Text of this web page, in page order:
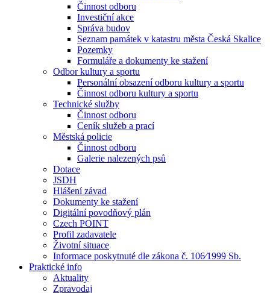
Činnost odboru
Investiční akce
Správa budov
Seznam památek v katastru města Česká Skalice
Pozemky
Formuláře a dokumenty ke stažení
Odbor kultury a sportu
Personální obsazení odboru kultury a sportu
Činnost odboru kultury a sportu
Technické služby
Činnost odboru
Ceník služeb a prací
Městská policie
Činnost odboru
Galerie nalezených psů
Dotace
JSDH
Hlášení závad
Dokumenty ke stažení
Digitální povodňový plán
Czech POINT
Profil zadavatele
Životní situace
Informace poskytnuté dle zákona č. 106⁄1999 Sb.
Praktické info
Aktuality
Zpravodaj